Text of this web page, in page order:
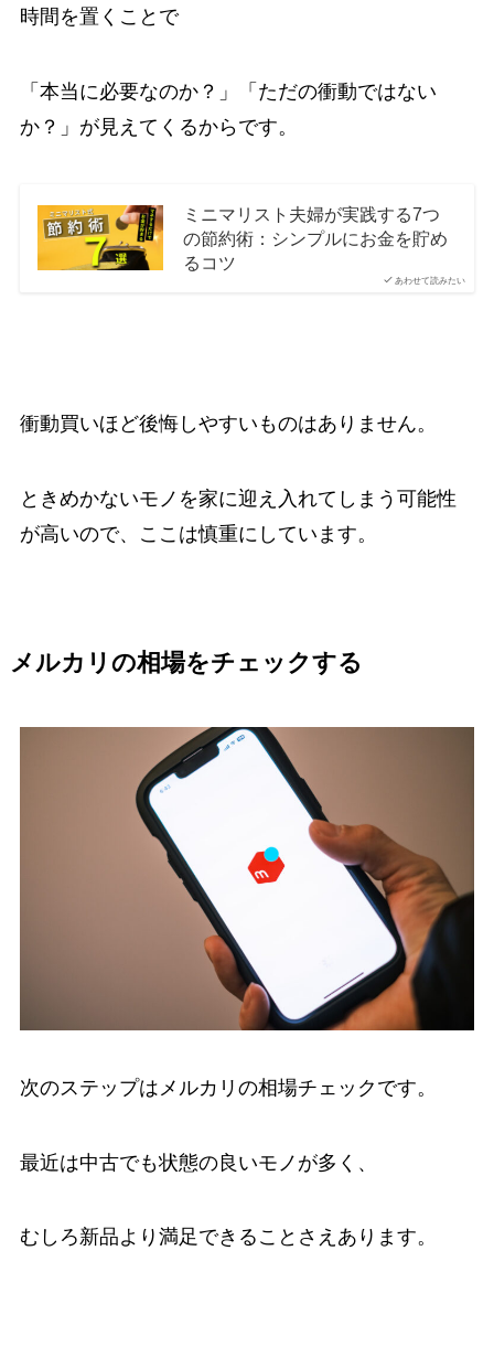
時間を置くことで
「本当に必要なのか？」「ただの衝動ではない
か？」が見えてくるからです。
あわせて読みたい
ミニマリスト夫婦が実践する7つ
の節約術：シンプルにお金を貯め
るコツ
衝動買いほど後悔しやすいものはありません。
ときめかないモノを家に迎え入れてしまう可能性
が高いので、ここは慎重にしています。
メルカリの相場をチェックする
次のステップはメルカリの相場チェックです。
最近は中古でも状態の良いモノが多く、
むしろ新品より満足できることさえあります。